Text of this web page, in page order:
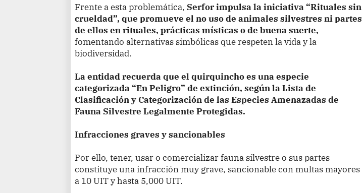
Frente a esta problemática,Serfor impulsa la iniciativa “Rituales sin
crueldad”, que promueve el no uso de animales silvestres ni partes
de ellos en rituales, prácticas místicas o de buena suerte,
fomentando alternativas simbólicas que respeten la vida y la
biodiversidad.
La entidad recuerda que el quirquincho es una especie
categorizada “En Peligro” de extinción, según la Lista de
Clasificación y Categorización de las Especies Amenazadas de
Fauna Silvestre Legalmente Protegidas.
Infracciones graves y sancionables
Por ello, tener, usar o comercializar fauna silvestre o sus partes
constituye una infracción muy grave, sancionable con multas mayores
a 10 UIT y hasta 5,000 UIT.